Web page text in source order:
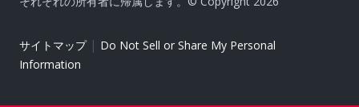
サイトマップ| Do Not Sell or Share My Personal
Information